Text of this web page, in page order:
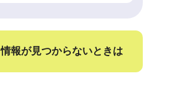
情報が見つからないときは